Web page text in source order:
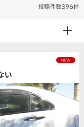
投稿件数396件
NEW
い